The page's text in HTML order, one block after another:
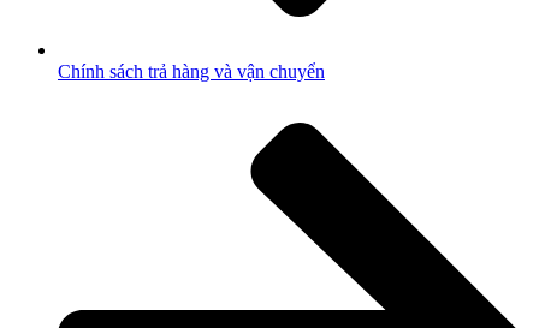
Chính sách trả hàng và vận chuyển